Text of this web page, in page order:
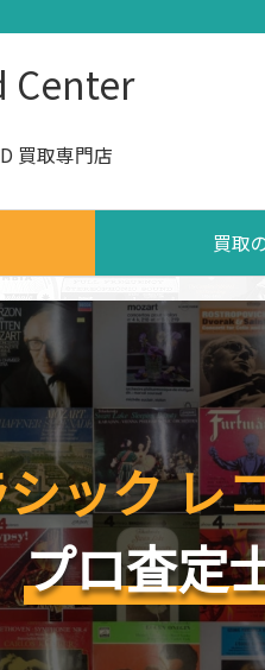
Center
買取専門店
買取
ック レ
プロ査定